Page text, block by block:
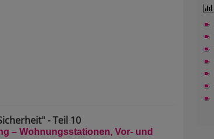
- Teil 10
– Wohnungsstationen, Vor- und